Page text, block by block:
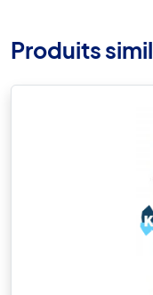
Produits